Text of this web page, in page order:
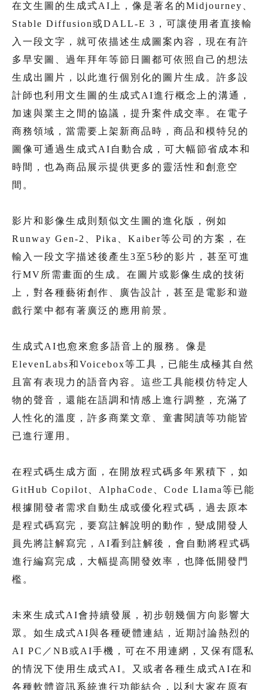
在文生圖的生成式AI上，像是著名的Midjourney、
Stable Diffusion或DALL-E 3，可讓使用者直接輸
入一段文字，就可依描述生成圖案內容，現在有許
多早安圖、過年拜年等節日圖都可依照自己的想法
生成出圖片，以此進行個別化的圖片生成。許多設
計師也利用文生圖的生成式AI進行概念上的溝通，
加速與業主之間的協議，提升案件成交率。在電子
商務領域，當需要上架新商品時，商品和模特兒的
圖像可通過生成式AI自動合成，可大幅節省成本和
時間，也為商品展示提供更多的靈活性和創意空
間。
影片和影像生成則類似文生圖的進化版，例如
Runway Gen-2、Pika、Kaiber等公司的方案，在
輸入一段文字描述後產生3至5秒的影片，甚至可進
行MV所需畫面的生成。在圖片或影像生成的技術
上，對各種藝術創作、廣告設計，甚至是電影和遊
戲行業中都有著廣泛的應用前景。
生成式AI也愈來愈多語音上的服務。像是
ElevenLabs和Voicebox等工具，已能生成極其自然
且富有表現力的語音內容。這些工具能模仿特定人
物的聲音，還能在語調和情感上進行調整，充滿了
人性化的溫度，許多商業文章、童書閱讀等功能皆
已進行運用。
在程式碼生成方面，在開放程式碼多年累積下，如
GitHub Copilot、AlphaCode、Code Llama等已能
根據開發者需求自動生成或優化程式碼，過去原本
是程式碼寫完，要寫註解說明的動作，變成開發人
員先將註解寫完，AI看到註解後，會自動將程式碼
進行編寫完成，大幅提高開發效率，也降低開發門
檻。
未來生成式AI會持續發展，初步朝幾個方向影響大
眾。如生成式AI與各種硬體連結，近期討論熱烈的
AI PC／NB或AI手機，可在不用連網，又保有隱私
的情況下使用生成式AI。又或者各種生成式AI在和
各種軟體資訊系統進行功能結合，以利大家在原有